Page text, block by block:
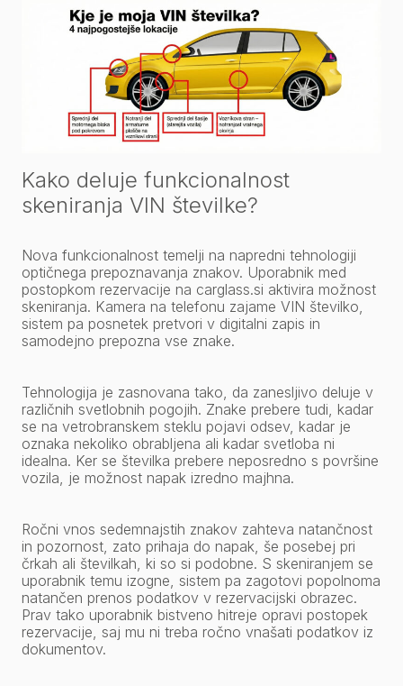
Kako deluje funkcionalnost
skeniranja VIN številke?
Nova funkcionalnost temelji na napredni tehnologiji
optičnega prepoznavanja znakov. Uporabnik med
postopkom rezervacije na carglass.si aktivira možnost
skeniranja. Kamera na telefonu zajame VIN številko,
sistem pa posnetek pretvori v digitalni zapis in
samodejno prepozna vse znake.
Tehnologija je zasnovana tako, da zanesljivo deluje v
različnih svetlobnih pogojih. Znake prebere tudi, kadar
se na vetrobranskem steklu pojavi odsev, kadar je
oznaka nekoliko obrabljena ali kadar svetloba ni
idealna. Ker se številka prebere neposredno s površine
vozila, je možnost napak izredno majhna.
Ročni vnos sedemnajstih znakov zahteva natančnost
in pozornost, zato prihaja do napak, še posebej pri
črkah ali številkah, ki so si podobne. S skeniranjem se
uporabnik temu izogne, sistem pa zagotovi popolnoma
natančen prenos podatkov v rezervacijski obrazec.
Prav tako uporabnik bistveno hitreje opravi postopek
rezervacije, saj mu ni treba ročno vnašati podatkov iz
dokumentov.